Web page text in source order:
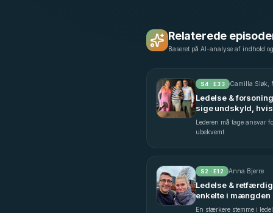
Relaterede
Baseret på AI-analyse af indhold
S4 · E33 Camilla Sløk,
Ledelse &
sige undskyld,
- med Camilla Sløk
E33)
Lederen må tage ansvar
ubekvemt
S2 · E12 Anna Bjerre
Ledelse &
enkelte i mængden
En stærkere stemme i